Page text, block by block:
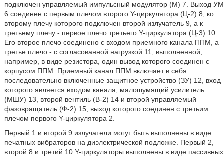
подключен управляемый импульсный модулятор (М) 7. Выход УМ
6 соединен с первым плечом второго Y-циркулятора (Ц-2) 8, ко
второму плечу которого подключен второй излучатель 9, а к
третьему плечу - первое плечо третьего Y-циркулятора (Ц-3) 10.
Его второе плечо соединено с входом приемного канала ППМ, а
третье плечо - с согласованной нагрузкой 11, выполненной,
например, в виде резистора, один вывод которого соединен с
корпусом ППМ. Приемный канал ППМ включает в себя
последовательно включенные защитное устройство (ЗУ) 12, вход
которого является входом канала, малошумящий усилитель
(МШУ) 13, второй вентиль (В-2) 14 и второй управляемый
фазовращатель (Ф-2) 15, выход которого соединен с третьим
плечом первого Y-циркулятора 2.
Первый 1 и второй 9 излучатели могут быть выполнены в виде
печатных вибраторов на диэлектрической подложке. Первый 2,
второй 8 и третий 10 Y-циркуляторы выполнены в виде пассивных